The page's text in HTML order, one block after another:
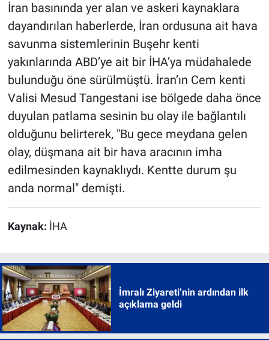
İran basınında yer alan ve askeri kaynaklara
dayandırılan haberlerde, İran ordusuna ait hava
savunma sistemlerinin Buşehr kenti
yakınlarında ABD’ye ait bir İHA’ya müdahalede
bulunduğu öne sürülmüştü. İran’ın Cem kenti
Valisi Mesud Tangestani ise bölgede daha önce
duyulan patlama sesinin bu olay ile bağlantılı
olduğunu belirterek, "Bu gece meydana gelen
olay, düşmana ait bir hava aracının imha
edilmesinden kaynaklıydı. Kentte durum şu
anda normal" demişti.
Kaynak: İHA
İmralı Ziyareti’nin ardından ilk
açıklama geldi